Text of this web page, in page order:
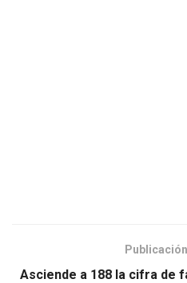
Asciende a 188 la cifra de